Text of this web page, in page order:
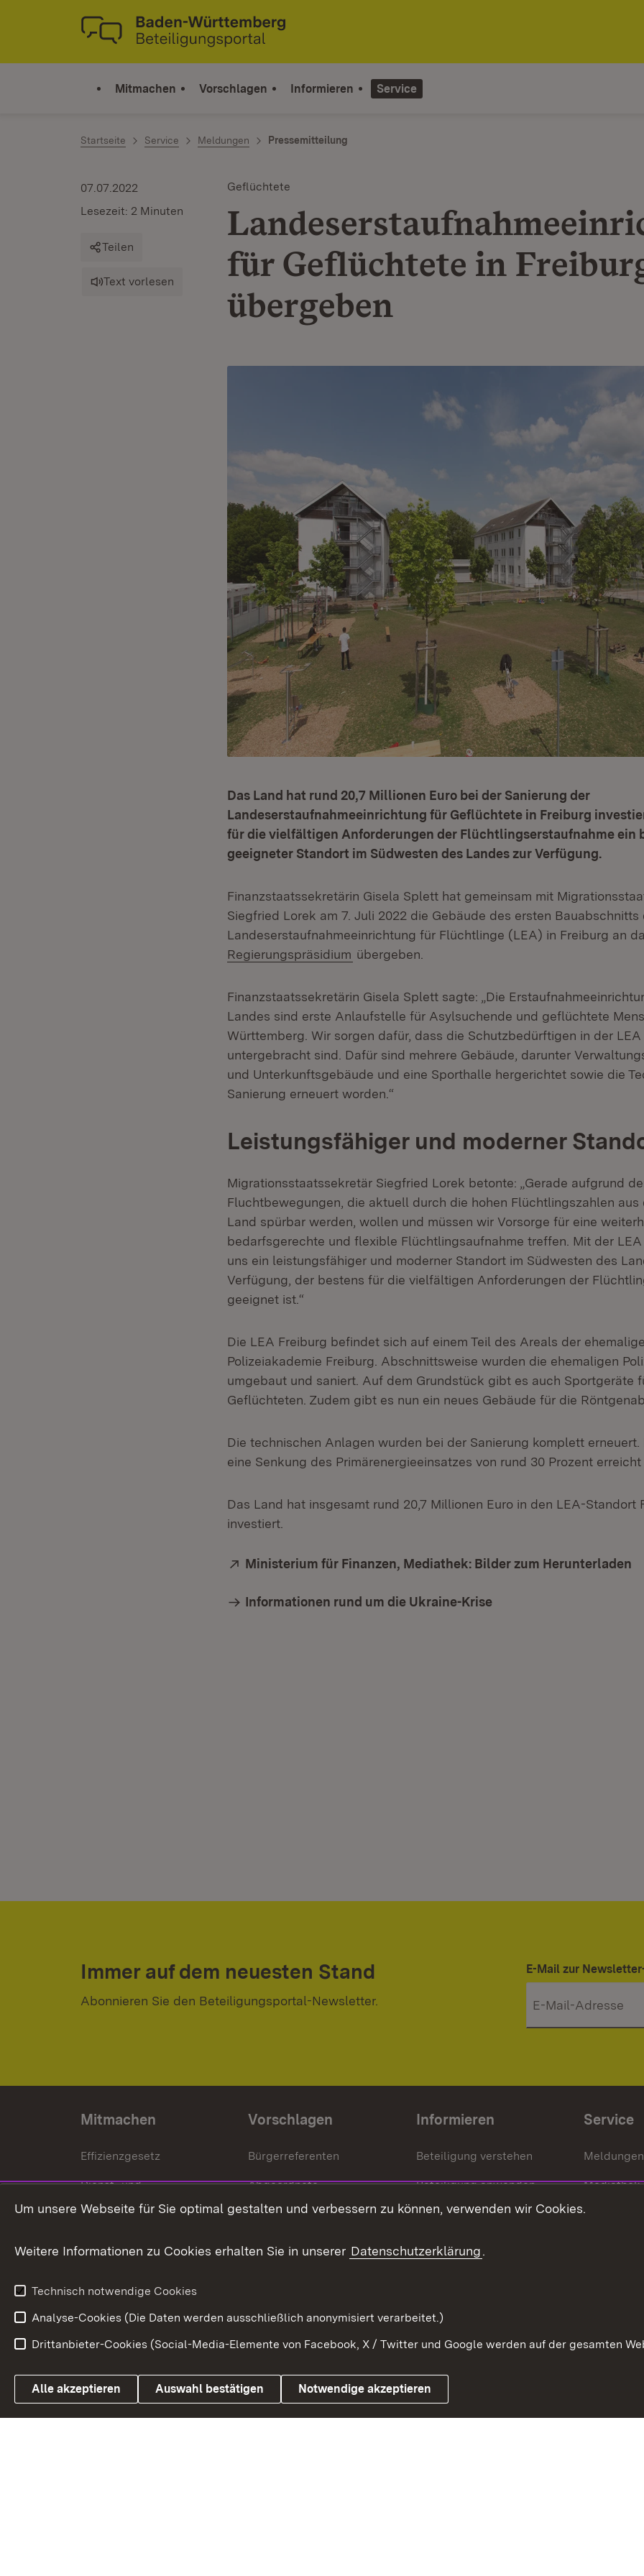
Zum Inhalt springen
Link zur Startseite
Mitmachen Vorschlagen Informieren Service
Startseite Service Meldungen Pressemitteilung
Geflüchtete
für Geflüchtete in
übergeben
07.07.2022
Lesezeit: 2 Minuten
Teilen
Text vorlesen
Das Land hat rund 20,7 Millionen Euro bei der Sanierung der
Landeserstaufnahmeeinrichtung für Geflüchtete in Freiburg
für die vielfältigen Anforderungen der Flüchtlingserstaufnahme ein
geeigneter Standort im Südwesten des Landes zur Verfügung.
Finanzstaatssekretärin Gisela Splett hat gemeinsam mit
Siegfried Lorek am 7. Juli 2022 die Gebäude des ersten Bauabschnitts
Landeserstaufnahmeeinrichtung für Flüchtlinge (LEA) in Freiburg an
Regierungspräsidium (Öffnet in neuem Fenster)
übergeben.
Finanzstaatssekretärin Gisela Splett sagte: „Die
Landes sind erste Anlaufstelle für Asylsuchende und geflüchtete
Württemberg. Wir sorgen dafür, dass die Schutzbedürftigen in der
untergebracht sind. Dafür sind mehrere Gebäude, darunter
und Unterkunftsgebäude und eine Sporthalle hergerichtet sowie die
Sanierung erneuert worden.“
Leistungsfähiger und moderner
Migrationsstaatssekretär Siegfried Lorek betonte: „Gerade aufgrund
Fluchtbewegungen, die aktuell durch die hohen Flüchtlingszahlen aus
Land spürbar werden, wollen und müssen wir Vorsorge für eine
bedarfsgerechte und flexible Flüchtlingsaufnahme treffen. Mit der
uns ein leistungsfähiger und moderner Standort im Südwesten des
Verfügung, der bestens für die vielfältigen Anforderungen der
geeignet ist.“
Die LEA Freiburg befindet sich auf einem Teil des Areals der
Polizeiakademie Freiburg. Abschnittsweise wurden die ehemaligen
umgebaut und saniert. Auf dem Grundstück gibt es auch Sportgeräte
Geflüchteten. Zudem gibt es nun ein neues Gebäude für die
Die technischen Anlagen wurden bei der Sanierung komplett erneuert.
eine Senkung des Primärenergieeinsatzes von rund 30 Prozent erreicht
Das Land hat insgesamt rund 20,7 Millionen Euro in den LEA-Standort
investiert.
Extern:
Ministerium für Finanzen, Mediathek: Bilder zum Herunterladen
Informationen rund um die Ukraine-Krise
Immer auf dem neuesten Stand
Abonnieren Sie den Beteiligungsportal-Newsletter.
E-Mail zur
Mitmachen
Effizienzgesetz
Dienst- und
Versorgungsbezüge
Weitere
Vorschlagen
Bürgerreferenten
Abgeordnete
Bürgerbeauftragte
Informieren
Beteiligung verstehen
Beteiligung anwenden
Beteiligung stärken
Service
Meldungen
Mediathek
Link zum Landesportal
Impressum Kontakt
Um unsere Webseite für Sie optimal gestalten und verbessern zu können, verwenden wir Cookies.
Weitere Informationen zu Cookies erhalten Sie in unserer Datenschutzerklärung.
Technisch notwendige Cookies
Analyse-Cookies (Die Daten werden ausschließlich anonymisiert verarbeitet.)
Drittanbieter-Cookies (Social-Media-Elemente von Facebook, X / Twitter und Google werden auf der gesamten
Alle akzeptieren Auswahl bestätigen Notwendige akzeptieren